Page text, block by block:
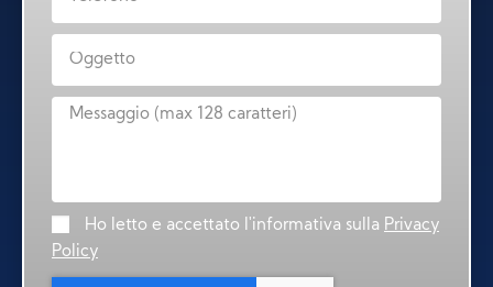
Ho letto e accettato l'informativa sulla Privacy
Policy